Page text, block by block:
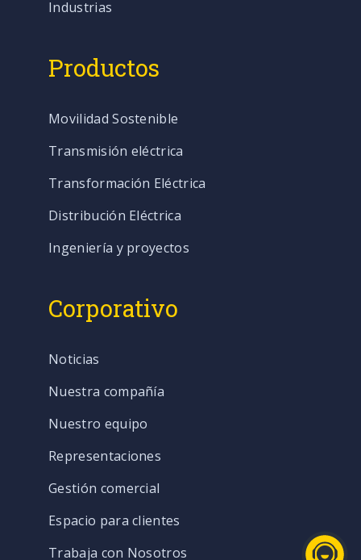
Industrias
Productos
Movilidad Sostenible
Transmisión eléctrica
Transformación Eléctrica
Distribución Eléctrica
Ingeniería y proyectos
Corporativo
Noticias
Nuestra compañía
Nuestro equipo
Representaciones
Gestión comercial
Espacio para clientes
Trabaja con Nosotros